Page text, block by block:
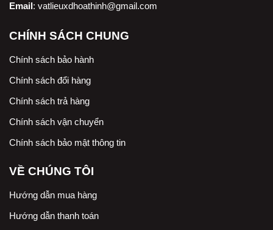
Email: vatlieuxdhoathinh@gmail.com
CHÍNH SÁCH CHUNG
Chính sách bảo hành
Chính sách đổi hàng
Chính sách trả hàng
Chính sách vận chuyển
Chính sách bảo mật thông tin
VỀ CHÚNG TÔI
Hướng dẫn mua hàng
Hướng dẫn thanh toán